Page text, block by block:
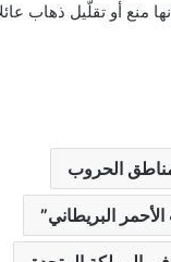
منع أو تقلّيل ذهاب
الحروب
البريطاني”